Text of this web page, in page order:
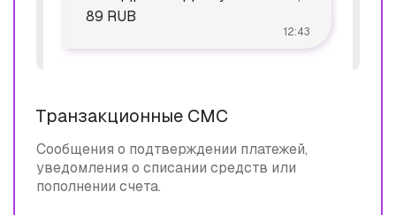
89 RUB
12:43
Транзакционные СМС
Сообщения о подтверждении платежей,
уведомления о списании средств или
пополнении счета.